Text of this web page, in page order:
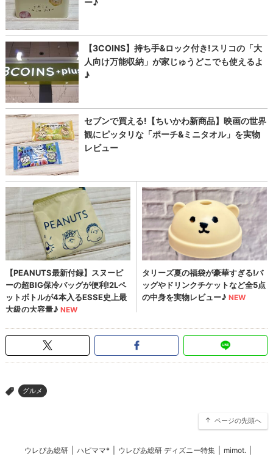
> グルメ
ページの先頭へ
ウレぴあ総研 ハピママ* ウレぴあ総研 ディズニー特集 mimot.